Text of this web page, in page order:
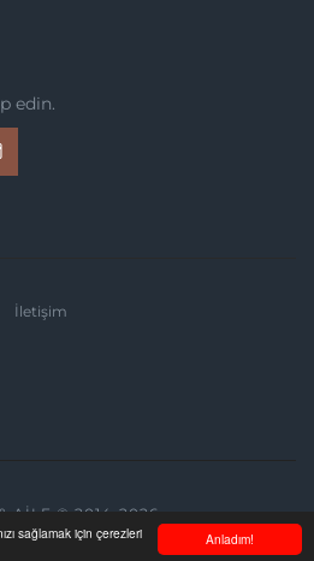
Anladım!
sağlamak için çerezleri
edin.
İletişim
AILE © 2014-2026